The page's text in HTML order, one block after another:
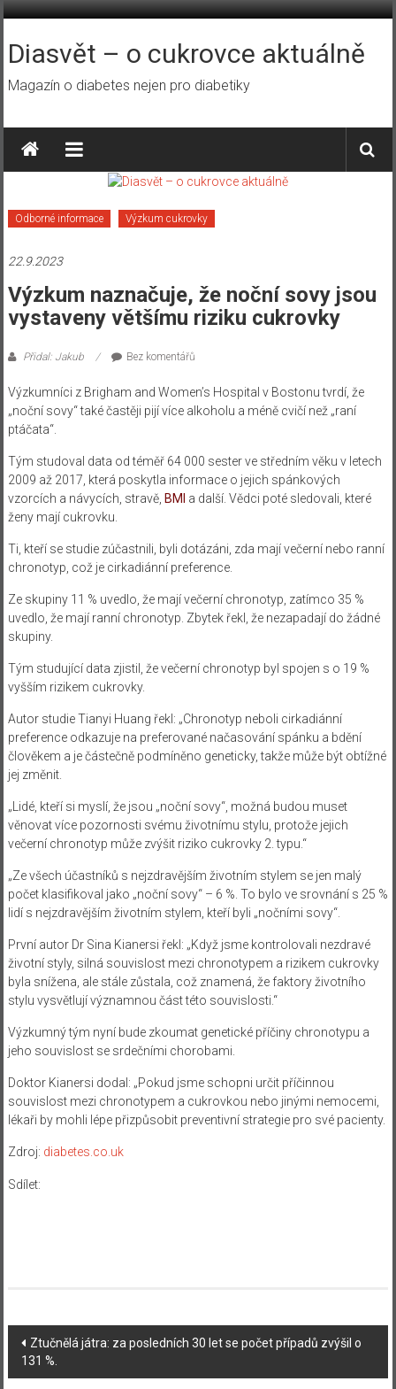
Přeskočit
obsah
Diasvět – o cukrovce aktuálně
Magazín o diabetes nejen pro diabetiky
Odborné informace Výzkum cukrovky
22.9.2023
​Výzkum naznačuje, že noční sovy jsou
vystaveny většímu riziku cukrovky
Přidal: Jakub Bez komentářů
Výzkumníci z Brigham and Women’s Hospital v Bostonu tvrdí, že
„noční sovy“ také častěji pijí více alkoholu a méně cvičí než „raní
ptáčata“.
Tým studoval data od téměř 64 000 sester ve středním věku v letech
2009 až 2017, která poskytla informace o jejich spánkových
vzorcích a návycích, stravě, BMI a další. Vědci poté sledovali, které
ženy mají cukrovku.
Ti, kteří se studie zúčastnili, byli dotázáni, zda mají večerní nebo ranní
chronotyp, což je cirkadiánní preference.
Ze skupiny 11 % uvedlo, že mají večerní chronotyp, zatímco 35 %
uvedlo, že mají ranní chronotyp. Zbytek řekl, že nezapadají do žádné
skupiny.
Tým studující data zjistil, že večerní chronotyp byl spojen s o 19 %
vyšším rizikem cukrovky.
Autor studie Tianyi Huang řekl: „Chronotyp neboli cirkadiánní
preference odkazuje na preferované načasování spánku a bdění
člověkem a je částečně podmíněno geneticky, takže může být obtížné
jej změnit.
„Lidé, kteří si myslí, že jsou „noční sovy“, možná budou muset
věnovat více pozornosti svému životnímu stylu, protože jejich
večerní chronotyp může zvýšit riziko cukrovky 2. typu.“
„Ze všech účastníků s nejzdravějším životním stylem se jen malý
počet klasifikoval jako „noční sovy“ – 6 %. To bylo ve srovnání s 25 %
lidí s nejzdravějším životním stylem, kteří byli „nočními sovy“.
První autor Dr Sina Kianersi řekl: „Když jsme kontrolovali nezdravé
životní styly, silná souvislost mezi chronotypem a rizikem cukrovky
byla snížena, ale stále zůstala, což znamená, že faktory životního
stylu vysvětlují významnou část této souvislosti.“
Výzkumný tým nyní bude zkoumat genetické příčiny chronotypu a
jeho souvislost se srdečními chorobami.
Doktor Kianersi dodal: „Pokud jsme schopni určit příčinnou
souvislost mezi chronotypem a cukrovkou nebo jinými nemocemi,
lékaři by mohli lépe přizpůsobit preventivní strategie pro své pacienty.
Zdroj: diabetes.co.uk
Sdílet:
Navigace
příspěvku
Ztučnělá játra: za posledních 30 let se počet případů zvýšil o
131 %.